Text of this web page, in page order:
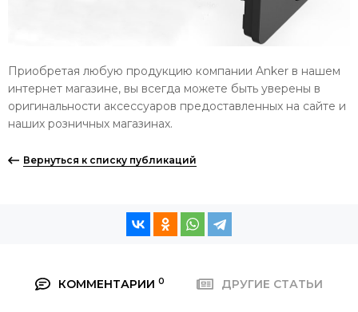
Приобретая любую продукцию компании Anker в нашем
интернет магазине, вы всегда можете быть уверены в
оригинальности аксессуаров предоставленных на сайте и
наших розничных магазинах.
Вернуться к списку публикаций
КОММЕНТАРИИ 0 ДРУГИЕ СТАТЬИ